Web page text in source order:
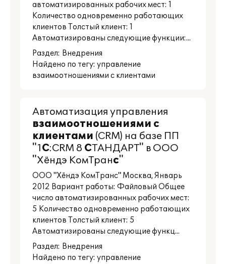
автоматизированных рабочих мест: 1
Количество одновременно работающих
клиентов Толстый клиент: 1
Автоматизированы следующие функции:...
Раздел: Внедрения
Найдено по тегу: управление
взаимоотношениями с клиентами
Автоматизация управления
взаимоотношениями с
клиентами (CRM) на базе ПП
"1С:CRM 8 СТАНДАРТ" в ООО
"Хёндэ КомТранс"
ООО "Хёндэ КомТранс" Москва, Январь
2012 Вариант работы: Файловый Общее
число автоматизированных рабочих мест:
5 Количество одновременно работающих
клиентов Толстый клиент: 5
Автоматизированы следующие функц...
Раздел: Внедрения
Найдено по тегу: управление